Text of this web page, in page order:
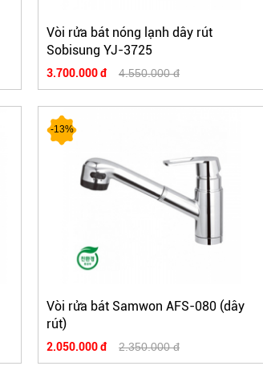
Vòi rửa bát nóng lạnh dây rút
Sobisung YJ-3725
3.700.000 đ 4.550.000 đ
-13%
Vòi rửa bát Samwon AFS-080 (dây
rút)
2.050.000 đ 2.350.000 đ